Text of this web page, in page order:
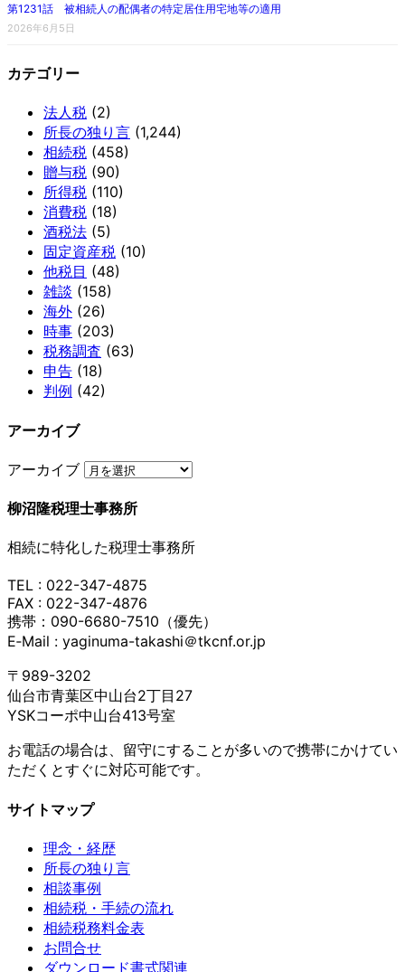
第1231話 被相続人の配偶者の特定居住用宅地等の適用
2026年6月5日
カテゴリー
法人税 (2)
所長の独り言 (1,244)
相続税 (458)
贈与税 (90)
所得税 (110)
消費税 (18)
酒税法 (5)
固定資産税 (10)
他税目 (48)
雑談 (158)
海外 (26)
時事 (203)
税務調査 (63)
申告 (18)
判例 (42)
アーカイブ
アーカイブ
柳沼隆税理士事務所
相続に特化した税理士事務所
TEL : 022-347-4875
FAX : 022-347-4876
携帯：090-6680-7510（優先）
E‐Mail : yaginuma-takashi＠tkcnf.or.jp
〒989-3202
仙台市青葉区中山台2丁目27
YSKコーポ中山台413号室
お電話の場合は、留守にすることが多いので携帯にかけてい
ただくとすぐに対応可能です。
サイトマップ
理念・経歴
所長の独り言
相談事例
相続税・手続の流れ
相続税務料金表
お問合せ
ダウンロード書式関連